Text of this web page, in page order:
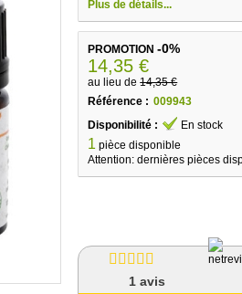
Plus de détails...
PROMOTION-0%
14,35 €
au lieu de14,35 €
Référence : 009943
Disponibilité :
En stock
1 pièce disponible
Attention: dernières pièces
1avis